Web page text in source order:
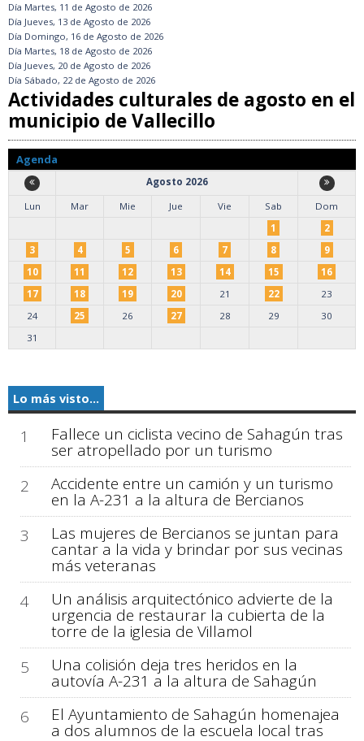
Día Martes, 11 de Agosto de 2026
Día Jueves, 13 de Agosto de 2026
Día Domingo, 16 de Agosto de 2026
Día Martes, 18 de Agosto de 2026
Día Jueves, 20 de Agosto de 2026
Día Sábado, 22 de Agosto de 2026
Actividades culturales de agosto en el
municipio de Vallecillo
Agenda
Agosto 2026
Lun
Mar Mie Jue Vie Sab
Dom
1
2
3
4 5 6 7 8
9
10
11 12 13 14 15
16
17
18 19 20 21 22
23
24
25 26 27 28 29
30
31
Lo más visto...
1 Fallece un ciclista vecino de Sahagún tras
ser atropellado por un turismo
2
Accidente entre un camión y un turismo
en la A-231 a la altura de Bercianos
3
Las mujeres de Bercianos se juntan para
cantar a la vida y brindar por sus vecinas
más veteranas
4
Un análisis arquitectónico advierte de la
urgencia de restaurar la cubierta de la
torre de la iglesia de Villamol
5
Una colisión deja tres heridos en la
autovía A-231 a la altura de Sahagún
6
El Ayuntamiento de Sahagún homenajea
a dos alumnos de la escuela local tras